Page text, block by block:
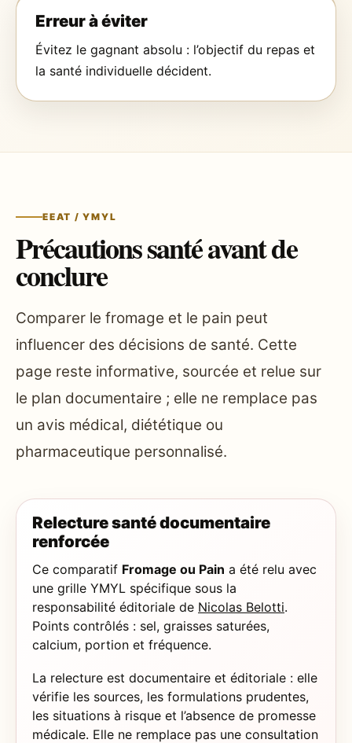
Erreur à éviter
Évitez le gagnant absolu : l’objectif du repas et
la santé individuelle décident.
EEAT / YMYL
Précautions santé avant de
conclure
Comparer le fromage et le pain peut
influencer des décisions de santé. Cette
page reste informative, sourcée et relue sur
le plan documentaire ; elle ne remplace pas
un avis médical, diététique ou
pharmaceutique personnalisé.
Relecture santé documentaire
renforcée
Ce comparatif Fromage ou Pain a été relu avec
une grille YMYL spécifique sous la
responsabilité éditoriale de Nicolas Belotti.
Points contrôlés : sel, graisses saturées,
calcium, portion et fréquence.
La relecture est documentaire et éditoriale : elle
vérifie les sources, les formulations prudentes,
les situations à risque et l’absence de promesse
médicale. Elle ne remplace pas une consultation